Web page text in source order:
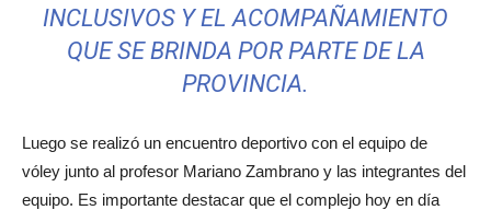
INCLUSIVOS Y EL ACOMPAÑAMIENTO
QUE SE BRINDA POR PARTE DE LA
PROVINCIA.
Luego se realizó un encuentro deportivo con el equipo de
vóley junto al profesor Mariano Zambrano y las integrantes del
equipo. Es importante destacar que el complejo hoy en día